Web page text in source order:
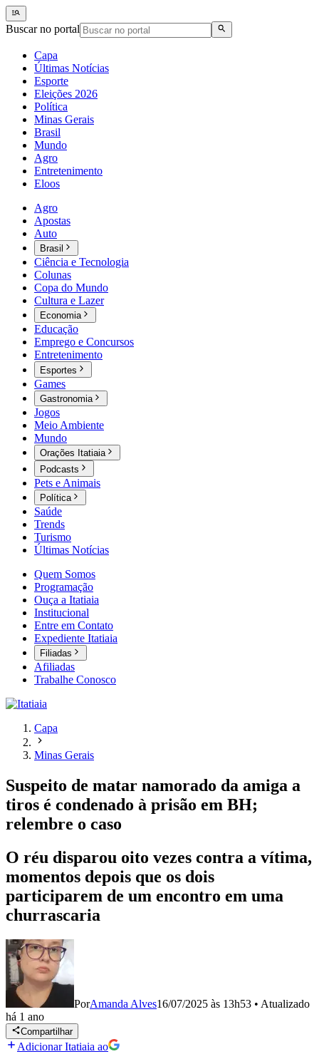
Buscar no portal
Capa
Últimas Notícias
Esporte
Eleições 2026
Política
Minas Gerais
Brasil
Mundo
Agro
Entretenimento
Eloos
Agro
Apostas
Auto
Brasil
Ciência e Tecnologia
Colunas
Copa do Mundo
Cultura e Lazer
Economia
Educação
Emprego e Concursos
Entretenimento
Esportes
Games
Gastronomia
Jogos
Meio Ambiente
Mundo
Orações Itatiaia
Podcasts
Pets e Animais
Política
Saúde
Trends
Turismo
Últimas Notícias
Quem Somos
Programação
Ouça a Itatiaia
Institucional
Entre em Contato
Expediente Itatiaia
Filiadas
Afiliadas
Trabalhe Conosco
Capa
Minas Gerais
Suspeito de matar namorado da amiga a
tiros é condenado à prisão em BH;
relembre o caso
O réu disparou oito vezes contra a vítima,
momentos depois que os dois
participarem de um encontro em uma
churrascaria
PorAmanda Alves16/07/2025 às 13h53 • Atualizado
há 1 ano
Compartilhar
Adicionar Itatiaia ao